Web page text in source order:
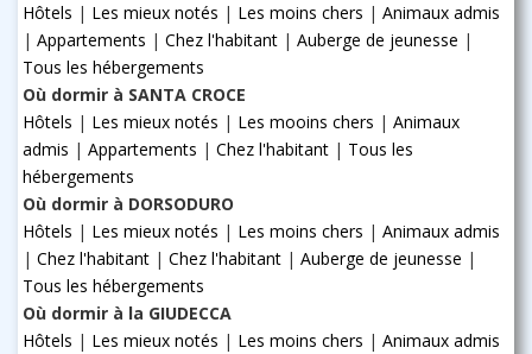
Hôtels | Les mieux notés | Les moins chers | Animaux admis
| Appartements | Chez l'habitant | Auberge de jeunesse |
Tous les hébergements
Où dormir à SANTA CROCE
Hôtels | Les mieux notés | Les mooins chers | Animaux
admis | Appartements | Chez l'habitant | Tous les
hébergements
Où dormir à DORSODURO
Hôtels | Les mieux notés | Les moins chers | Animaux admis
| Chez l'habitant | Chez l'habitant | Auberge de jeunesse |
Tous les hébergements
Où dormir à la GIUDECCA
Hôtels | Les mieux notés | Les moins chers | Animaux admis